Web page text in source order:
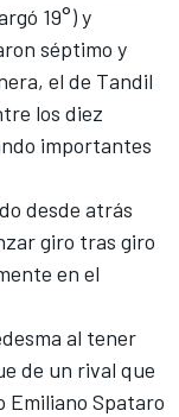
19°) y
séptimo y
el de Tandil
los diez
importantes
desde atrás
giro tras giro
en el
al tener
de un rival que
Emiliano Spataro